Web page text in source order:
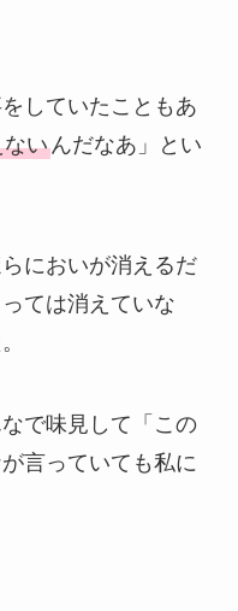
していたこともあ
ないんだなあ」とい
においが消えるだ
ては消えていな
で味見して「この
言っていても私に